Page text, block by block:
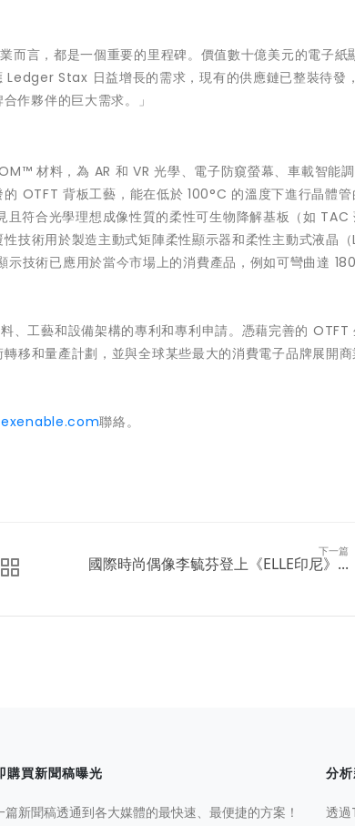
而言，都是一個重要的里程碑。價值數十億美元的電子紙
Stax 日益增長的需求，現有的供應鏈已整裝待發
作夥伴的巨大需求。」
材料，為 AR 和 VR 光學、電子防窺螢幕、車載智能
OTFT 背板工藝，能在低於 100°C 的溫度下進行晶體管
符合光學理想成像性質的柔性可生物降解基板（如 TAC
術用於製造主動式矩陣柔性顯示器和柔性主動式液晶（
技術已應用於當今市場上的消費產品，例如可彎曲達 180
工藝和設備架構的專利和專利申請。憑藉完善的 OTFT
移和量產計劃，並與全球某些最大的消費電子品牌展開商
聯絡。
下一篇
國際時尚偶像李毓芬登上《ELLE印尼》...
購買新聞稿曝光
篇新聞稿透通到各大媒體的最快速、最便捷的方案！
分
透過